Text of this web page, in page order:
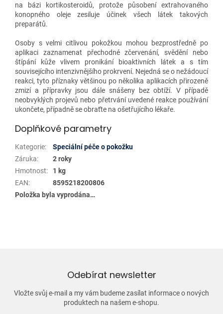
na bázi kortikosteroidů, protože působení extrahovaného
konopného oleje zesiluje účinek všech látek takových
preparátů.
Osoby s velmi citlivou pokožkou mohou bezprostředně po
aplikaci zaznamenat přechodné zčervenání, svědění nebo
štípání kůže vlivem pronikání bioaktivních látek a s tím
souvisejícího intenzivnějšího prokrvení. Nejedná se o nežádoucí
reakci, tyto příznaky většinou po několika aplikacích přirozeně
zmizí a přípravky jsou dále snášeny bez obtíží. V případě
neobvyklých projevů nebo přetrvání uvedené reakce používání
ukončete, případně se obraťte na ošetřujícího lékaře.
Doplňkové parametry
Kategorie:
Speciální péče o pokožku
Záruka:
2 roky
Hmotnost:
1 kg
EAN:
8595218200806
Položka byla vyprodána…
Odebírat newsletter
Vložte svůj e-mail a my vám budeme zasílat informace o nových
produktech na našem e-shopu.